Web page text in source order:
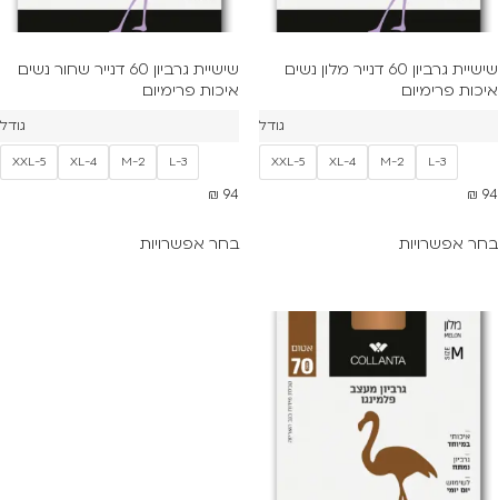
שישיית גרביון 60 דנייר מלון נשים
איכות פרימיום
גודל
L-3
M-2
XL-4
XXL-5
₪ 94
בחר אפשרויות
שישיית גרביון 60 דנייר שחור נשים
איכות פרימיום
גודל
L-3
M-2
XL-4
XXL-5
₪ 94
בחר אפשרויות